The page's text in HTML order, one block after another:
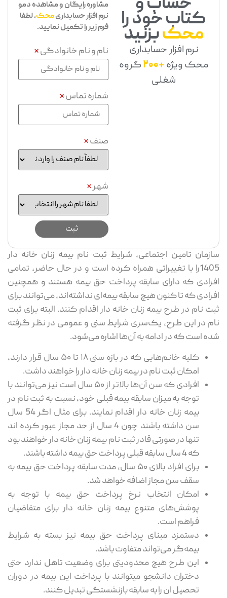
کتاب خود را
محکبزنید
نرم افزار حسابداری
محک ویژه+200
گروه
شغلی
مشاوره رایگان و مشاهده دمو
نرم افزار حسابداریمحک، لطفا
فرم زیر را تکمیل نمایید.
نام و نام خانوادگی*
شماره تماس*
صنف*
شهر*
سازمان تامین اجتماعی، شرایط ثبت ‌نام بیمه زنان خانه دار
1405را با تغییراتی همراه کرده است و در حال حاضر، تمامی
افرادی که دارای سابقه پرداخت حق بیمه هستند و همچنین
افرادی که تا کنون هیچ سابقه بیمه‌ای نداشته‌اند، می‌توانند برای
ثبت‌ نام در طرح بیمه زنان خانه دار اقدام کنند. البته برای ثبت
‌نام در این طرح، یک‌سری شرایط سنی و عمومی در نظر گرفته
شده است که در ادامه به آن‌ها اشاره می‌شود.
کلیه خانم‌هایی که در بازه سنی ۱۸ تا ۵۰ سال قرار دارند،
امکان ثبت ‌نام در بیمه زنان خانه دار را خواهند داشت.
افرادی که سن آن‌ها بالاتر از ۵۰ سال است نیز می‌توانند با
توجه به میزان سابقه بیمه قبلی خود، نسبت به ثبت ‌نام در
بیمه زنان خانه دار اقدام نمایند. برای مثال اگر 54 سال
سن داشته باشند چون 4 سال از حد مجاز عبور کرده اند
تنها در صورتی قادر ثبت نام بیمه زنان خانه دار خواهند بود
که 4 سال سابقه قبلی پرداخت حق بیمه داشته باشند.
برای افراد بالای ۵۰ سال، مدت سابقه پرداخت حق بیمه به
سقف سن مجاز اضافه خواهد شد.
امکان انتخاب نرخ پرداخت حق بیمه با توجه به
پوشش‌های متنوع بیمه زنان خانه دار برای متقاضیان
فراهم است.
دستمزد مبنای پرداخت حق بیمه نیز بسته به شرایط
بیمه‌گر می‌تواند متفاوت باشد.
این طرح هیچ محدودیتی برای وضعیت تاهل ندارد حتی
دختران دانشجو میتوانند با پرداخت این بیمه در دوران
تحصیل ان را به سابقه بازنشستگی تبدیل کنند.